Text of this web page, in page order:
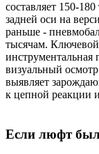
составляет 150-
задней оси на
раньше -
тысячам. Ключевой
инструментальная
визуальный
выявляет
к цепной реакции
Если люфт